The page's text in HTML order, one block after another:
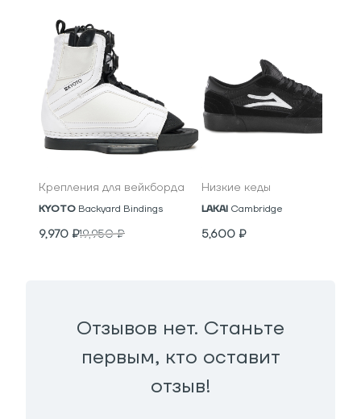
Крепления для вейкборда
KYOTO Backyard Bindings
9,970 ₽19,950₽
Низкие кеды
LAKAI Cambridge
5,600 ₽
Отзывов нет. Станьте
первым, кто оставит
отзыв!